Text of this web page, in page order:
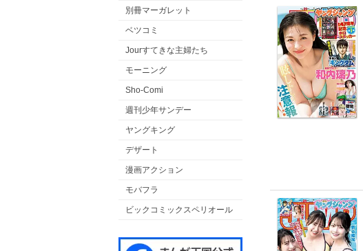
別冊マーガレット
ベツコミ
Jourすてきな主婦たち
モーニング
Sho-Comi
週刊少年サンデー
ヤングキング
デザート
漫画アクション
モバフラ
ビックコミックスペリオール